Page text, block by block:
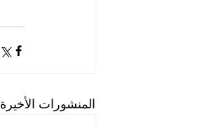
المنشورات الأخيرة